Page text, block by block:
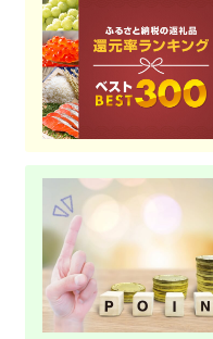
出典：ふるなび
界 雲仙 ふるさと納
税宿泊ギフト券
50,000
出典
【BlueTarp
お食事券(ペ
寄付金額: